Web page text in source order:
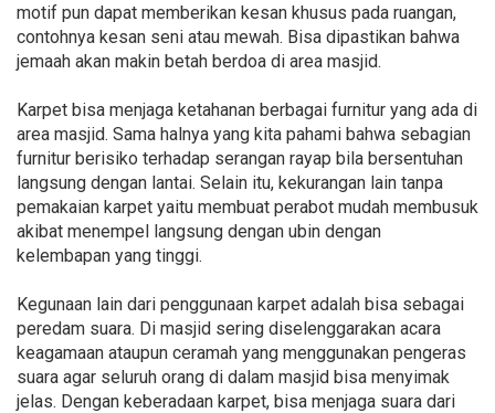
motif pun dapat memberikan kesan khusus pada ruangan,
contohnya kesan seni atau mewah. Bisa dipastikan bahwa
jemaah akan makin betah berdoa di area masjid.
Karpet bisa menjaga ketahanan berbagai furnitur yang ada di
area masjid. Sama halnya yang kita pahami bahwa sebagian
furnitur berisiko terhadap serangan rayap bila bersentuhan
langsung dengan lantai. Selain itu, kekurangan lain tanpa
pemakaian karpet yaitu membuat perabot mudah membusuk
akibat menempel langsung dengan ubin dengan
kelembapan yang tinggi.
Kegunaan lain dari penggunaan karpet adalah bisa sebagai
peredam suara. Di masjid sering diselenggarakan acara
keagamaan ataupun ceramah yang menggunakan pengeras
suara agar seluruh orang di dalam masjid bisa menyimak
jelas. Dengan keberadaan karpet, bisa menjaga suara dari